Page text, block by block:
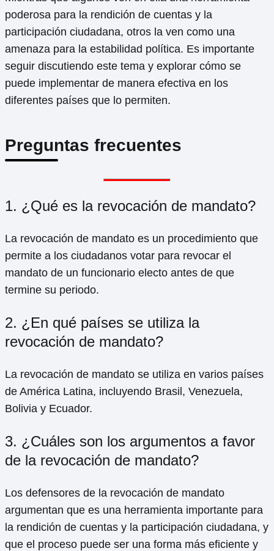
poderosa para la rendición de cuentas y la
participación ciudadana, otros la ven como una
amenaza para la estabilidad política. Es importante
seguir discutiendo este tema y explorar cómo se
puede implementar de manera efectiva en los
diferentes países que lo permiten.
Preguntas frecuentes
1. ¿Qué es la revocación de mandato?
La revocación de mandato es un procedimiento que
permite a los ciudadanos votar para revocar el
mandato de un funcionario electo antes de que
termine su periodo.
2. ¿En qué países se utiliza la
revocación de mandato?
La revocación de mandato se utiliza en varios países
de América Latina, incluyendo Brasil, Venezuela,
Bolivia y Ecuador.
3. ¿Cuáles son los argumentos a favor
de la revocación de mandato?
Los defensores de la revocación de mandato
argumentan que es una herramienta importante para
la rendición de cuentas y la participación ciudadana, y
que el proceso puede ser una forma más eficiente y